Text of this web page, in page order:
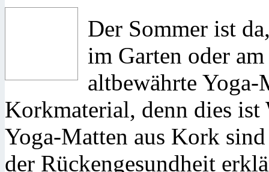
Der Sommer ist
im Garten oder
altbewährte Yoga-
Korkmaterial, denn dies
Yoga-Matten aus Kork
der Rückengesundheit